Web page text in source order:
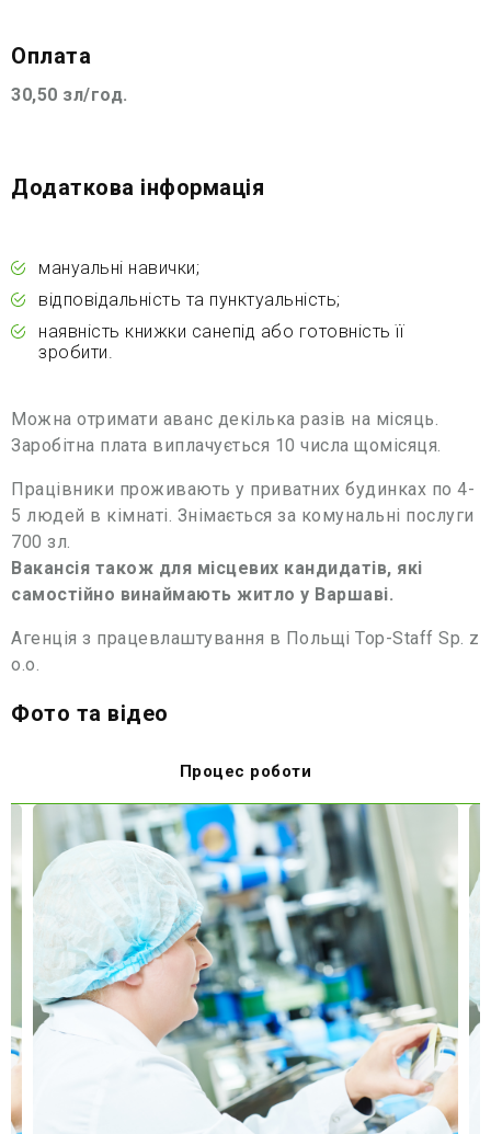
Оплата
30,50 зл/год.
Додаткова інформація
мануальні навички;
відповідальність та пунктуальність;
наявність книжки санепід або готовність її
зробити.
Можна отримати аванс декілька разів на місяць.
Заробітна плата виплачується 10 числа щомісяця.
Працівники проживають у приватних будинках по 4-
5 людей в кімнаті. Знімається за комунальні послуги
700 зл.
Вакансія також для місцевих кандидатів, які
самостійно винаймають житло у Варшаві.
Агенція з працевлаштування в Польщі Top-Staff Sp. z
o.o.
Фото та відео
Процес роботи